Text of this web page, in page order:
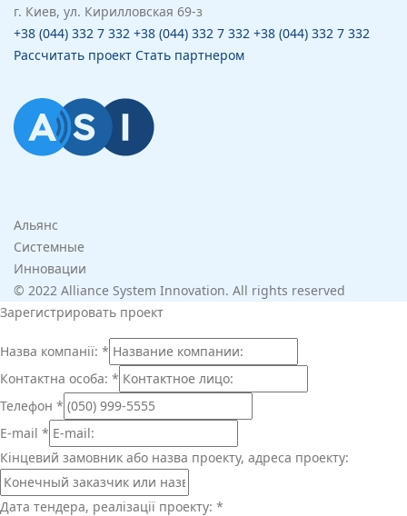
г. Киев, ул. Кирилловская 69-з
+38 (044) 332 7 332 +38 (044) 332 7 332 +38 (044) 332 7 332
Рассчитать проект Стать партнером
Альянс
Системные
Инновации
© 2022 Alliance System Innovation. All rights reserved
Зарегистрировать проект
Назва компанії: *
Контактна особа: *
Телефон *
E-mail *
Кінцевий замовник або назва проекту, адреса проекту:
Дата тендера, реалізації проекту: *